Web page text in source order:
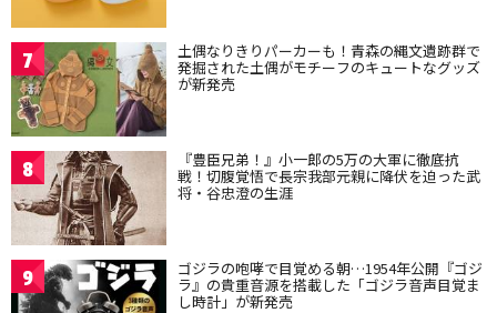
7 土偶なりきりパーカーも！青森の縄文遺跡群で
発掘された土偶がモチーフのキュートなグッズ
が新発売
8 『豊臣兄弟！』小一郎の5万の大軍に徹底抗
戦！切腹覚悟で長宗我部元親に降伏を迫った武
将・谷忠澄の生涯
9 ゴジラの咆哮で目覚める朝…1954年公開『ゴジ
ラ』の貴重音源を搭載した「ゴジラ音声目覚ま
し時計」が新発売